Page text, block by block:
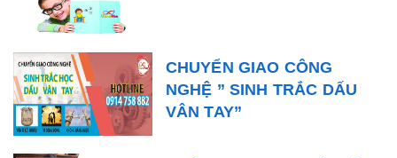
CHUYỂN GIAO CÔNG
NGHỆ ” SINH TRẮC DẤU
VÂN TAY”